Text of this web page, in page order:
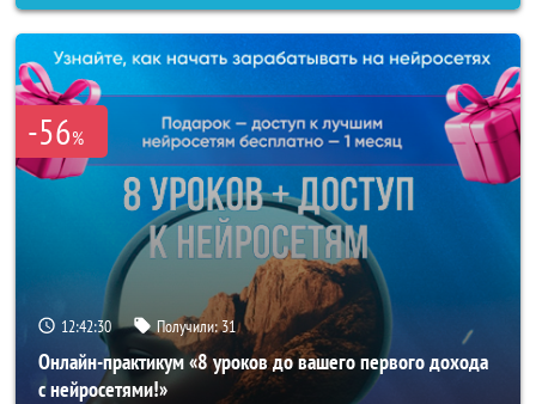
-56%
12:42:28 Получили:31
Онлайн-практикум «8 уроков до вашего первого дохода
с нейросетями!»